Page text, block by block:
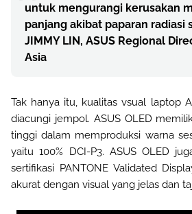
untuk mengurangi kerusakan
panjang akibat paparan radiasi
JIMMY LIN, ASUS Regional
Asia
Tak hanya itu, kualitas vsual laptop
diacungi jempol. ASUS OLED
tinggi dalam memproduksi warna
yaitu 100% DCI-P3. ASUS OLED
sertifikasi PANTONE Validated
akurat dengan visual yang jelas dan